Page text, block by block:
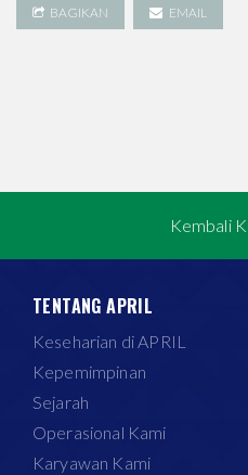
BAGIKAN EMAIL
Kembali
TENTANG APRIL
Keseharian di APRIL
Kepemimpinan
Sejarah
Operasional Kami
Karyawan Kami